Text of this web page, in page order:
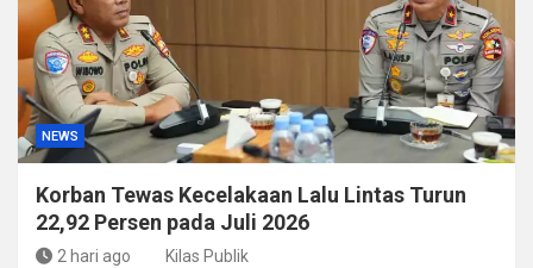
NEWS
Korban Tewas Kecelakaan Lalu Lintas Turun
22,92 Persen pada Juli 2026
2 hari ago Kilas Publik